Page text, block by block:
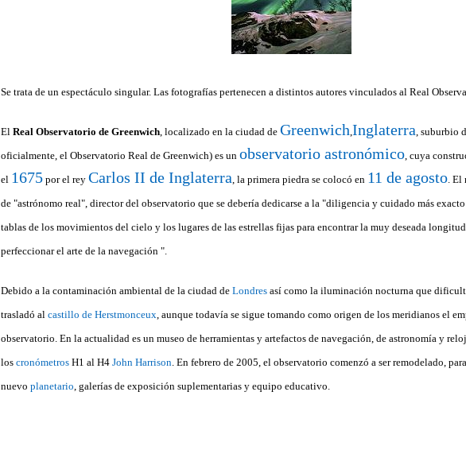
Se trata de un espectáculo singular. Las fotografías pertenecen a distintos autores vinculados al Real
El Real Observatorio de Greenwich , localizado en la ciudad de GreenwichInglaterra , suburbio
oficialmente, el Observatorio Real de Greenwich) es un observatorio astronómico , cuya
el 1675 por el rey Carlos II de Inglaterra , la primera piedra se colocó en 11 de agosto .
de "astrónomo real", director del observatorio que se debería dedicarse a la "diligencia y cuidado más
tablas de los movimientos del cielo y los lugares de las estrellas fijas para encontrar la muy deseada
perfeccionar el arte de la navegación ".
Debido a la contaminación ambiental de la ciudad de Londres así como la iluminación nocturna que
trasladó al castillo de Herstmonceux , aunque todavía se sigue tomando como origen de los meridianos el
observatorio. En la actualidad es un museo de herramientas y artefactos de navegación, de astronomía y
los cronómetros H1 al H4 John Harrison . En febrero de 2005, el observatorio comenzó a ser remodelado,
nuevo planetario , galerías de exposición suplementarias y equipo educativo.